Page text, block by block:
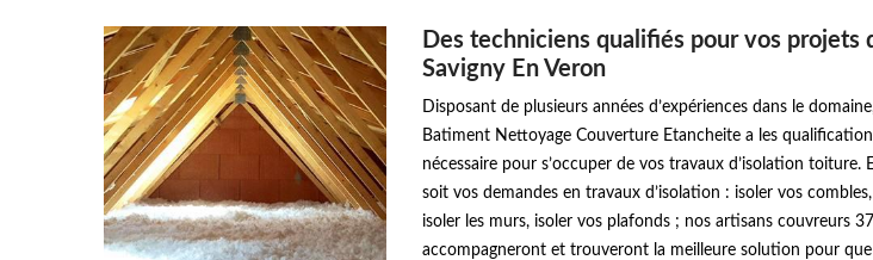
Des techniciens qualifiés pour vos projets
Savigny En Veron
Disposant de plusieurs années d’expériences dans le
Batiment Nettoyage Couverture Etancheite a les
nécessaire pour s’occuper de vos travaux d’isolation toiture.
soit vos demandes en travaux d’isolation : isoler vos
isoler les murs, isoler vos plafonds ; nos artisans couvreurs
accompagneront et trouveront la meilleure solution pour